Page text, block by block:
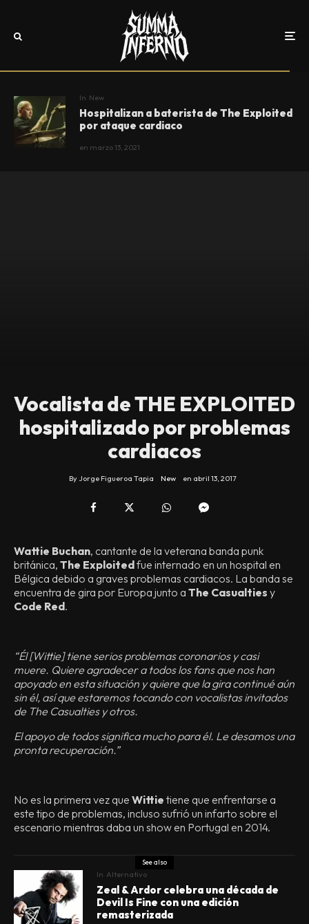
In New
Hospitalizan a baterista de The Exploited
por ataque cardiaco
en marzo 13, 2021
Vocalista de THE EXPLOITED
hospitalizado por problemas
cardiacos
By Jorge Figueroa Tapia New en abril 13, 2017
Wattie Buchan, cantante de la veterana banda punk
británica, The Exploitedfue internado en un hospital en
Bélgica debido a graves problemas cardiacos. La banda se
encuentra de gira por Europa junto a The Casualties y
Code Red.
“Él [Wittie] tiene serios problemas coronarios y casi
muere. Quiere agradecer a todos los fans que nos han
apoyado en esta situación y quiere que la gira continué aún
sin él, así que estaremos tocando con vocalistas invitados
de The Casualties y otros.
El apoyo de todos significa mucho para él. Le desamos una
pronta recuperación.”
No es la primera vez que Wittie tiene que enfrentarse a
este tipo de problemas, incluso sufrió un infarto sobre el
escenario mientras daba un show en Portugal en 2014.
See also
In Alternativo
Zeal & Ardor celebra una década de
Devil Is Fine con una edición
remasterizada